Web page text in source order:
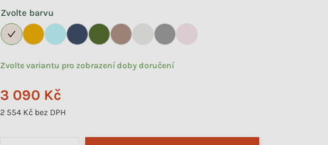
3 090 Kč
2 554 Kč bez DPH
Zvolte variantu pro zobrazení doby doručení
Zvolte barvu